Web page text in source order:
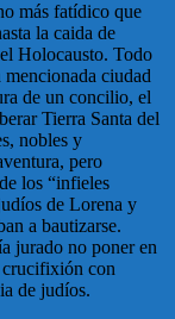
más fatídico que
la caida de
Holocausto. Todo
ciudad
de un concilio, el
Tierra Santa del
nobles y
pero
los “infieles
de Lorena y
a bautizarse.
jurado no poner en
crucifixión con
de judíos.